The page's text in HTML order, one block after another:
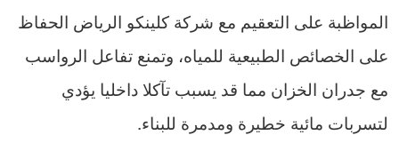
المواظبة على التعقيم مع شركة كلينكو الرياض الحفاظ
على الخصائص الطبيعية للمياه، وتمنع تفاعل الرواسب
مع جدران الخزان مما قد يسبب تآكلا داخليا يؤدي
لتسربات مائية خطيرة ومدمرة للبناء.